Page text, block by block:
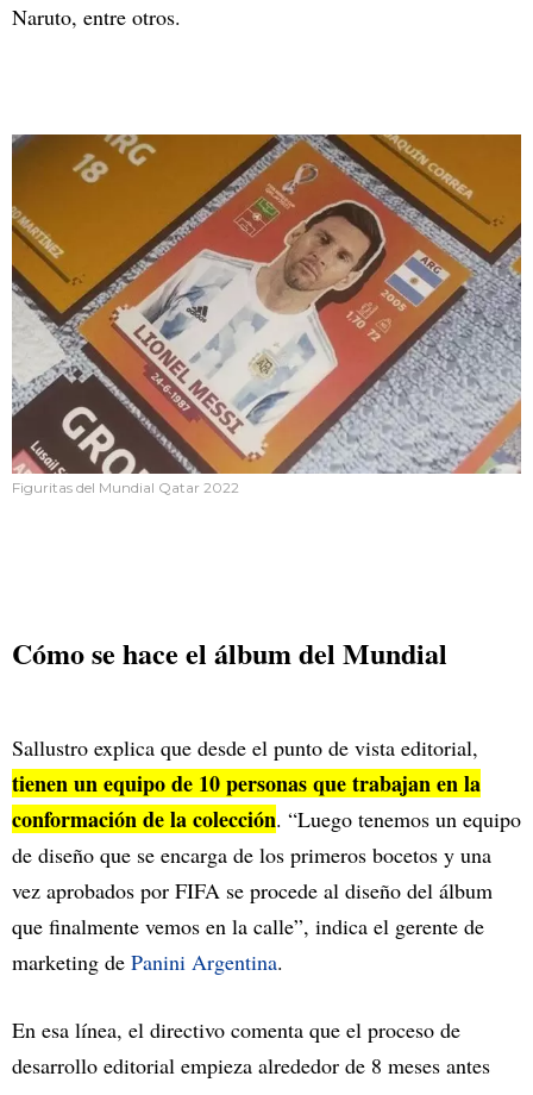
Naruto, entre otros.
Figuritas del Mundial Qatar 2022
Cómo se hace el álbum del Mundial
Sallustro explica que desde el punto de vista editorial,
tienen un equipo de 10 personas que trabajan en la
conformación de la colección. “Luego tenemos un equipo
de diseño que se encarga de los primeros bocetos y una
vez aprobados por FIFA se procede al diseño del álbum
que finalmente vemos en la calle”, indica el gerente de
marketing de Panini Argentina.
En esa línea, el directivo comenta que el proceso de
desarrollo editorial empieza alrededor de 8 meses antes